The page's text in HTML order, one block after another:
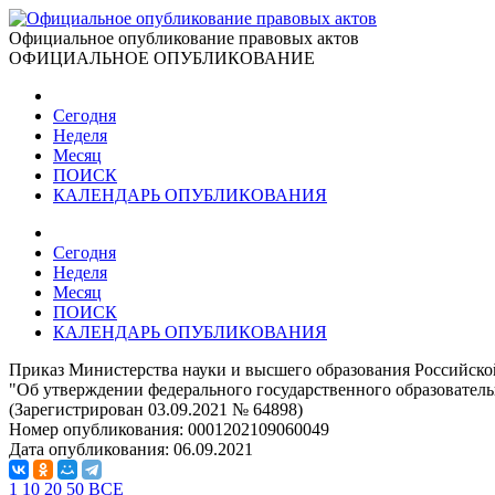
Официальное опубликование правовых актов
ОФИЦИАЛЬНОЕ ОПУБЛИКОВАНИЕ
Сегодня
Неделя
Месяц
ПОИСК
КАЛЕНДАРЬ ОПУБЛИКОВАНИЯ
Сегодня
Неделя
Месяц
ПОИСК
КАЛЕНДАРЬ ОПУБЛИКОВАНИЯ
Приказ Министерства науки и высшего образования
"Об утверждении федерального государственного
(Зарегистрирован 03.09.2021 № 64898)
Номер опубликования: 0001202109060049
Дата опубликования: 06.09.2021
1 10 20 50 ВСЕ